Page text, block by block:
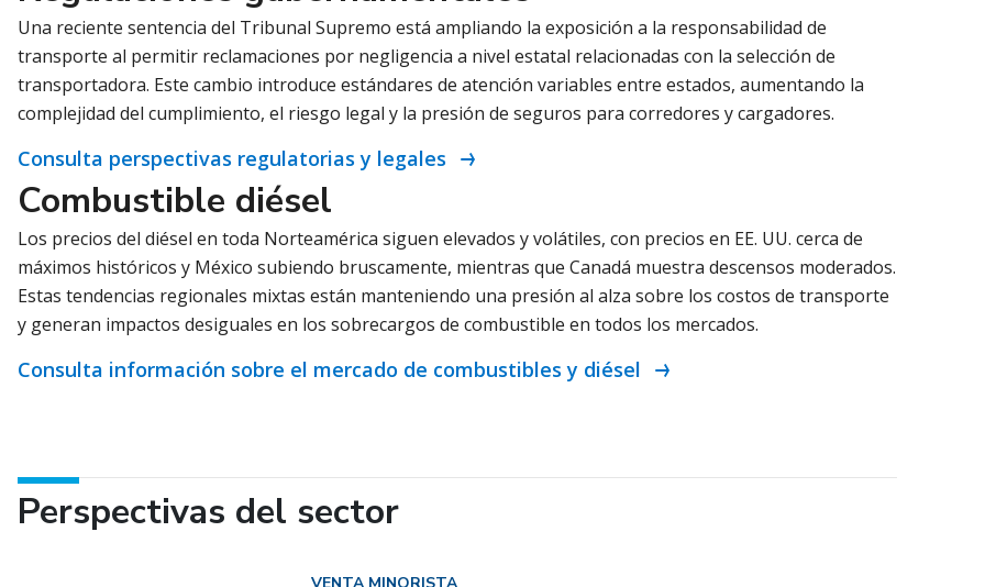
Una reciente sentencia del Tribunal Supremo está ampliando la exposición a la responsabilidad de
transporte al permitir reclamaciones por negligencia a nivel estatal relacionadas con la selección de
transportadora. Este cambio introduce estándares de atención variables entre estados, aumentando la
complejidad del cumplimiento, el riesgo legal y la presión de seguros para corredores y cargadores.
Consulta perspectivas regulatorias y legales
Combustible diésel
Los precios del diésel en toda Norteamérica siguen elevados y volátiles, con precios en EE. UU. cerca de
máximos históricos y México subiendo bruscamente, mientras que Canadá muestra descensos moderados.
Estas tendencias regionales mixtas están manteniendo una presión al alza sobre los costos de transporte
y generan impactos desiguales en los sobrecargos de combustible en todos los mercados.
Consulta información sobre el mercado de combustibles y diésel
Perspectivas del sector